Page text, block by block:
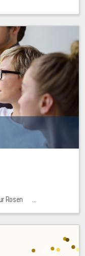
Rosen